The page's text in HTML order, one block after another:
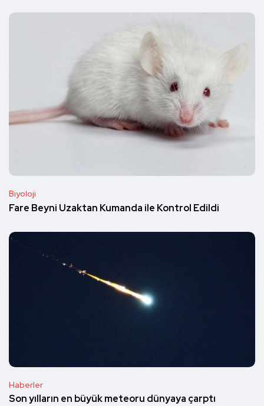
Biyoloji
Fare Beyni Uzaktan Kumanda ile Kontrol Edildi
Haberler
Son yılların en büyük meteoru dünyaya çarptı